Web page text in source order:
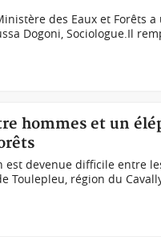
des Eaux et Forêts a
Dogoni, Sociologue.Il
hommes et un
est devenue difficile entre
Toulepleu, région du